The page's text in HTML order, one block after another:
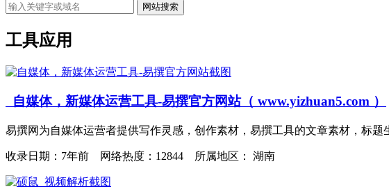
网站搜索
工具应用
自媒体，新媒体运营工具-易撰官方网站（ www.yizhuan5.com ）
易撰网为自媒体运营者提供写作灵感，创作素材，易撰工具的文章素材，标
收录日期： 7年前 网络热度：12844 所属地区： 湖南